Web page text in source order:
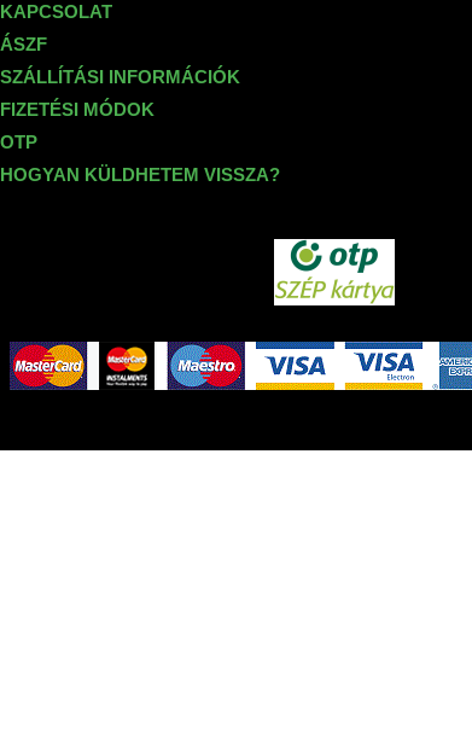
KAPCSOLAT
ÁSZF
SZÁLLÍTÁSI INFORMÁCIÓK
FIZETÉSI MÓDOK
OTP
HOGYAN KÜLDHETEM VISSZA?